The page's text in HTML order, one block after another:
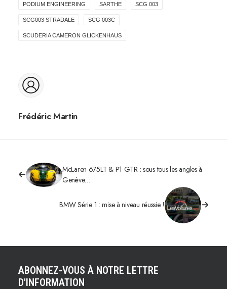
PODIUM ENGINEERING SARTHE SCG 003
SCG003 STRADALE SCG 003C
SCUDERIA CAMERON GLICKENHAUS
Frédéric Martin
McLaren 675LT & P1 GTR : sous tous les angles à
Genève…
BMW Série 1 : mise à niveau réussie !
ABONNEZ-VOUS À NOTRE LETTRE
D'INFORMATION